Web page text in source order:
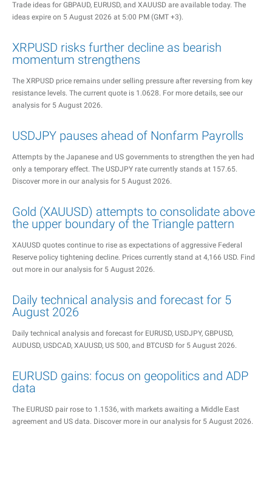
Trade ideas for GBPAUD, EURUSD, and XAUUSD are available today. The
ideas expire on 5 August 2026 at 5:00 PM (GMT +3).
XRPUSD risks further decline as bearish
momentum strengthens
The XRPUSD price remains under selling pressure after reversing from key
resistance levels. The current quote is 1.0628. For more details, see our
analysis for 5 August 2026.
USDJPY pauses ahead of Nonfarm Payrolls
Attempts by the Japanese and US governments to strengthen the yen had
only a temporary effect. The USDJPY rate currently stands at 157.65.
Discover more in our analysis for 5 August 2026.
Gold (XAUUSD) attempts to consolidate above
the upper boundary of the Triangle pattern
XAUUSD quotes continue to rise as expectations of aggressive Federal
Reserve policy tightening decline. Prices currently stand at 4,166 USD. Find
out more in our analysis for 5 August 2026.
Daily technical analysis and forecast for 5
August 2026
Daily technical analysis and forecast for EURUSD, USDJPY, GBPUSD,
AUDUSD, USDCAD, XAUUSD, US 500, and BTCUSD for 5 August 2026.
EURUSD gains: focus on geopolitics and ADP
data
The EURUSD pair rose to 1.1536, with markets awaiting a Middle East
agreement and US data. Discover more in our analysis for 5 August 2026.